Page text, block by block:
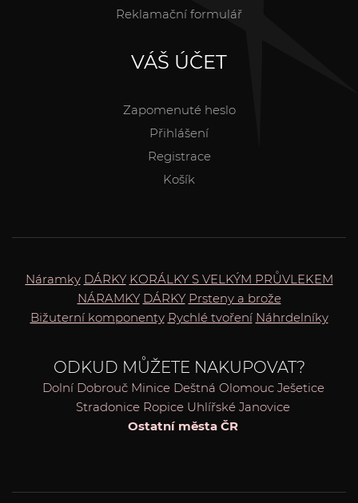
Reklamační formulář
VÁŠ ÚČET
Zapomenuté heslo
Přihlášení
Registrace
Košík
Náramky DÁRKY KORÁLKY S VELKÝM PRŮVLEKEM
NÁRAMKY DÁRKY Prsteny a brože
Bižuterní komponenty Rychlé tvoření Náhrdelníky
ODKUD MŮŽETE NAKUPOVAT?
Dolní Dobrouč Minice Deštná Olomouc Ješetice
Stradonice Ropice Uhlířské Janovice
Ostatní města ČR